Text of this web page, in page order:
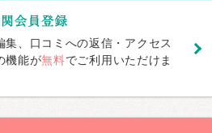
集、口コミへの返信・アクセス
機能が無料でご利用いただけま